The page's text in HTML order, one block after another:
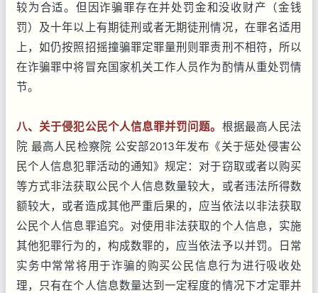
较为合适。但因诈骗罪存在并处罚金和没收财产（金钱
罚）及十年以上有期徒刑或者无期徒刑情况，在罪名适用
上，如仍按照招摇撞骗罪定罪量刑则罪责刑不相符，所以
在诈骗罪中将冒充国家机关工作人员作为酌情从重处罚情
节。
八、关于侵犯公民个人信息罪并罚问题。 根据最高人民法
院 最高人民检察院 公安部2013年发布《关于惩处侵害公
民个人信息犯罪活动的通知》规定：对于窃取或者以购买
等方式非法获取公民个人信息数量较大，或者违法所得数
额较大，或者造成其他严重后果的，应当依法以非法获取
公民个人信息罪追究。对使用非法获取的个人信息，实施
其他犯罪行为的，构成数罪的，应当依法予以并罚。日常
实务中常常将用于诈骗的购买公民信息行为进行吸收处
理，只有在个人信息数量达到一定程度的情况下才定罪并